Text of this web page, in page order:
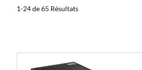
1-24 de 65 Résultats